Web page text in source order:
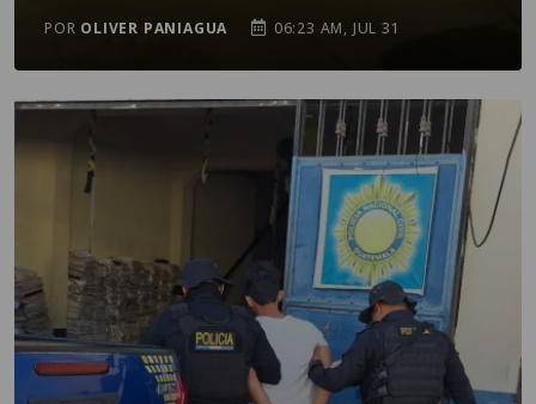
POR OLIVER PANIAGUA 06:23 AM, JUL 31